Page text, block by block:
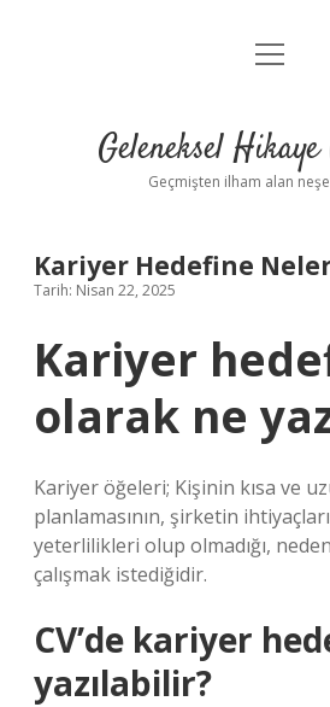
Anasayfa
Yasal Uyarı
menüyü
Geleneksel
Geçmişten ilham alan
Kariyer Hedefine
Tarih: Nisan 22, 2025
Kariyer
olarak ne
Kariyer öğeleri; Kişinin kısa ve
planlamasının, şirketin
yeterlilikleri olup olmadığı,
çalışmak istediğidir.
CV’de kariyer
yazılabilir?